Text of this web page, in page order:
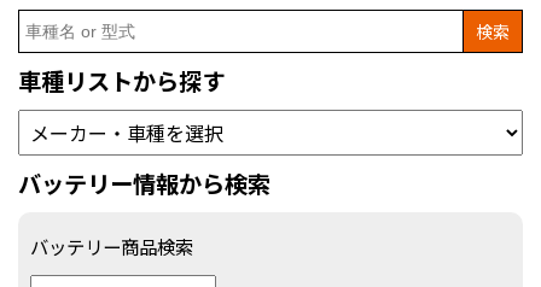
Search
for:
車種リストから探す
バッテリー情報から検索
バッテリー商品検索